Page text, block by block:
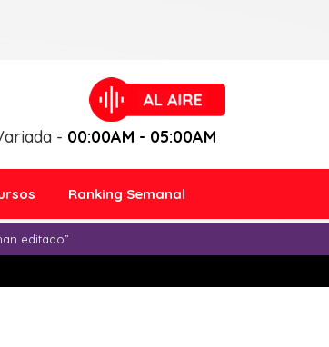
- 00:00AM - 05:00AM
Ranking Semanal
editado”